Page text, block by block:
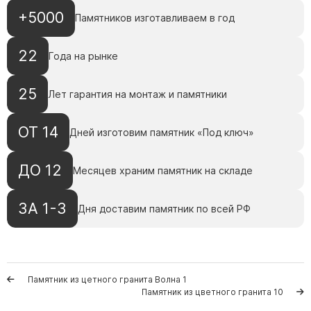
Памятники современные
Памятники с лебедями
Хачкары
Памятники в форме скалы
Мемориальные доски
+5000 Памятников изготавливаем в год
22 Года на рынке
25 Лет гарантия на монтаж и памятники
ОТ 14 Дней изготовим памятник «Под ключ»
ДО 12 Месяцев храним памятник на складе
ЗА 1-3 Дня доставим памятник по всей РФ
Памятник из цетного гранита Волна 1
Памятник из цветного гранита 10